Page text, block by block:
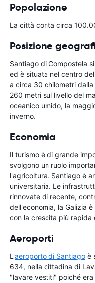
Popolazione
La città conta circa
Posizione
Santiago di Compostela
ed è situata nel centro
a circa 30 chilometri
260 metri sul livello del
oceanico umido, la
inverno.
Economia
Il turismo è di grande
svolgono un ruolo
l'agricoltura. Santiago è
universitaria. Le
rinnovate di recente,
dell'economia, la Galizia
con la crescita più rapida
Aeroporti
L'aeroporto di Santiago è
634, nella cittadina di
"lavare vestiti" poiché